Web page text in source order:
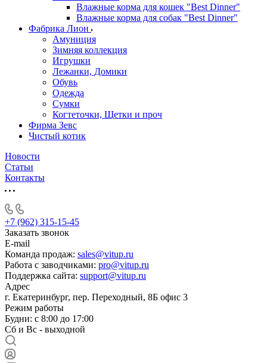
Влажные корма для кошек "Best Dinner"
Влажные корма для собак "Best Dinner"
Фабрика Лион
Амуниция
Зимняя коллекция
Игрушки
Лежанки, Домики
Обувь
Одежда
Сумки
Когтеточки, Щетки и проч
Фирма Зевс
Чистый котик
Новости
Статьи
Контакты
+7 (962) 315-15-45
Заказать звонок
E-mail
Команда продаж: sales@vitup.ru
Работа с заводчиками: pro@vitup.ru
Поддержка сайта: support@vitup.ru
Адрес
г. Екатеринбург, пер. Переходный, 8Б офис 3
Режим работы
Будни: с 8:00 до 17:00
Сб и Вс - выходной